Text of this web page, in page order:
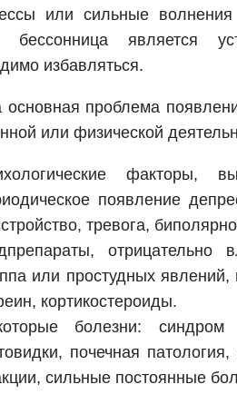
или сильные
бессонница является
избавляться.
основная проблема
или физической
факторы,
появление
тревога,
или простудных
кортикостероиды.
болезни:
почечная
сильные постоянные